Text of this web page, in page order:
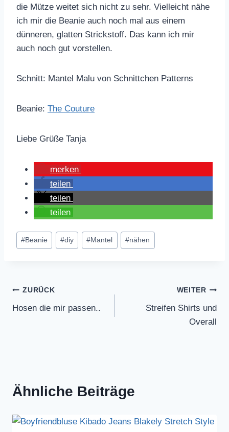
die Mütze weitet sich nicht zu sehr. Vielleicht nähe
ich mir die Beanie auch noch mal aus einem
dünneren, glatten Strickstoff. Das kann ich mir
auch noch gut vorstellen.
Schnitt: Mantel Malu von Schnittchen Patterns
Beanie: The Couture
Liebe Grüße Tanja
merken
teilen
teilen
teilen
Schlagworte:
#Beanie #diy #Mantel #nähen
Beitragsnavigation
ZURÜCK
Hosen die mir passen..
WEITER
Streifen Shirts und
Overall
Ähnliche Beiträge